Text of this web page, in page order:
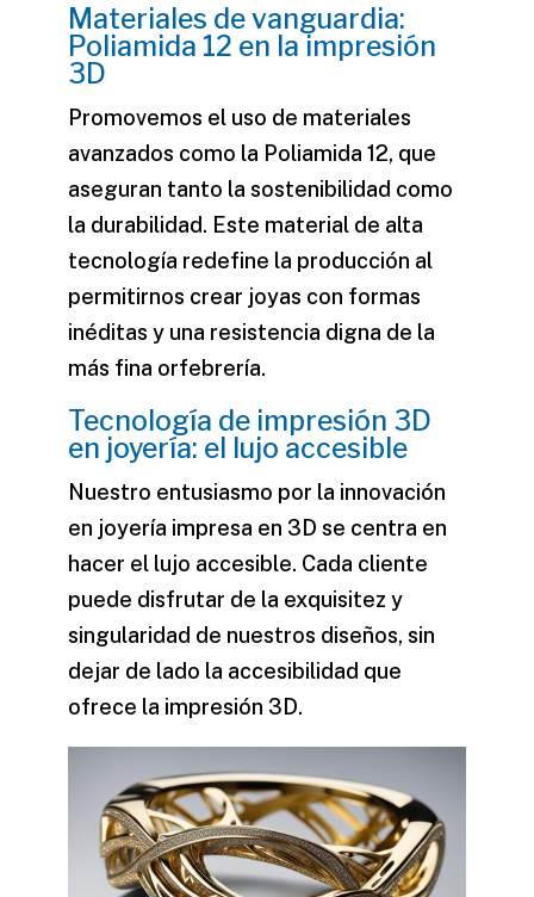
Materiales de vanguardia:
Poliamida 12 en la impresión
3D
Promovemos el uso de materiales
avanzados como la Poliamida 12, que
aseguran tanto la sostenibilidad como
la durabilidad. Este material de alta
tecnología redefine la producción al
permitirnos crear joyas con formas
inéditas y una resistencia digna de la
más fina orfebrería.
Tecnología de impresión 3D
en joyería: el lujo accesible
Nuestro entusiasmo por la innovación
en joyería impresa en 3D se centra en
hacer el lujo accesible. Cada cliente
puede disfrutar de la exquisitez y
singularidad de nuestros diseños, sin
dejar de lado la accesibilidad que
ofrece la impresión 3D.